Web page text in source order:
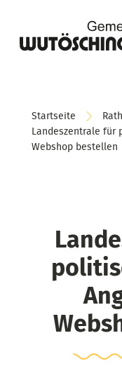
Startseite
Landeszentrale
Webshop bestellen